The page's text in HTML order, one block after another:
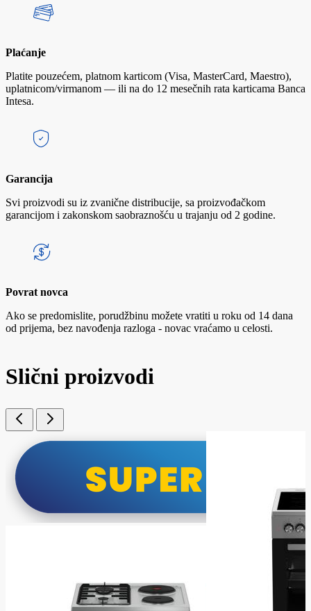
Plaćanje
Platite pouzećem, platnom karticom (Visa, MasterCard, Maestro),
uplatnicom/virmanom — ili na do 12 mesečnih rata karticama Banca
Intesa.
Garancija
Svi proizvodi su iz zvanične distribucije, sa proizvođačkom
garancijom i zakonskom saobraznošću u trajanju od 2 godine.
Povrat novca
Ako se predomislite, porudžbinu možete vratiti u roku od 14 dana
od prijema, bez navođenja razloga - novac vraćamo u celosti.
Slični proizvodi